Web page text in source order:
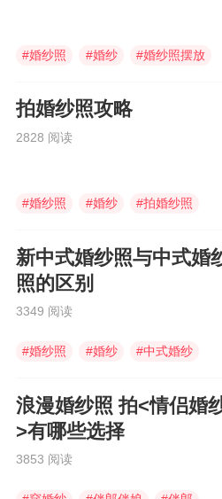
#婚纱照 #婚纱 #婚纱照摆放
拍婚纱照攻略
2828 阅读
#婚纱照 #婚纱 #拍婚纱照
新中式婚纱照与中式婚
照的区别
3349 阅读
#婚纱照 #婚纱 #中式婚纱
浪漫婚纱照 拍<情侣婚
>有哪些选择
3853 阅读